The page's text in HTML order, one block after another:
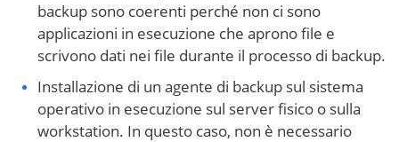
backup sono coerenti perché non ci sono
applicazioni in esecuzione che aprono file e
scrivono dati nei file durante il processo di backup.
Installazione di un agente di backup sul sistema
operativo in esecuzione sul server fisico o sulla
workstation. In questo caso, non è necessario